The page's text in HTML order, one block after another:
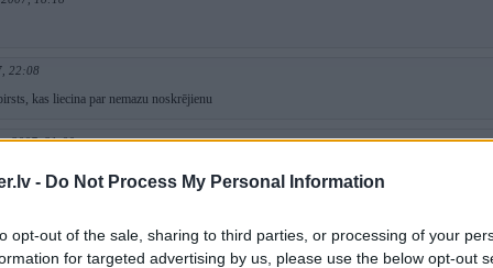
- Do Not Process My Personal Information
opt-out of the sale, sharing to third parties, or processing of your
for targeted advertising by us, please use the below opt-out
22:08
kas liecina par nemazu noskrējienu
2007, 21:00
imo bij ze best.. šitdas nekādas emocijas neizraisa